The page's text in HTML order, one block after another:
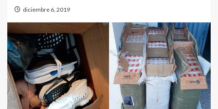
diciembre 6, 2019